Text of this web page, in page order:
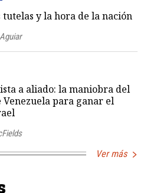
tutelas y la hora de la nación
a aliado: la maniobra del
para ganar el
Ver más